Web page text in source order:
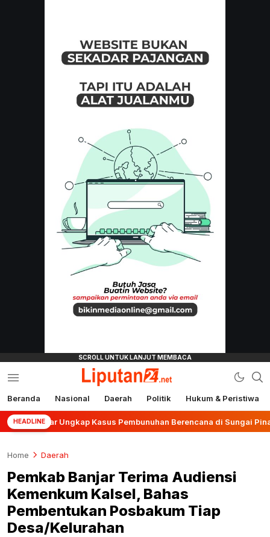
liputan24.net
Beranda Nasional Daerah Politik Hukum & Peristiwa
HEADLINE
Ungkap Kasus Pembunuhan Berencana di Sungai Pinang
Home Daerah
Pemkab Banjar Terima Audiensi
Kemenkum Kalsel, Bahas
Pembentukan Posbakum Tiap
Desa/Kelurahan